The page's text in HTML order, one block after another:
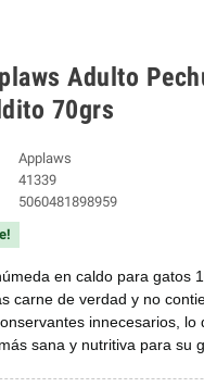
Adulto
70grs
Applaws
41339
5060481898959
en caldo para gatos
carne de verdad y no
innecesarios, lo
sana y nutritiva para su